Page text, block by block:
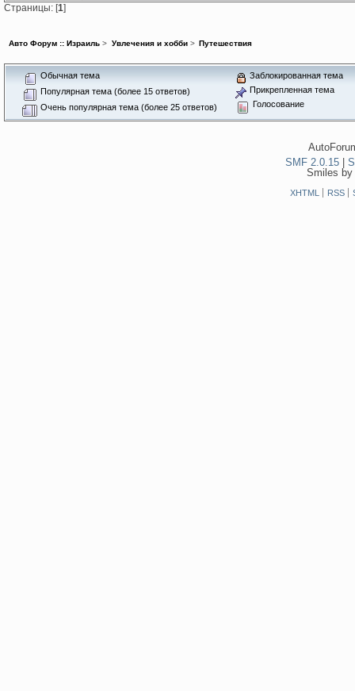
Страницы: [1]
Авто Форум :: Израиль > Увлечения и хобби> Путешествия
Обычная тема
Популярная тема (более 15 ответов)
Очень популярная тема (более 25 ответов)
Заблокированная тема
Прикрепленная тема
Голосование
SMF 2.0.15
Smiles
XHTML RSS